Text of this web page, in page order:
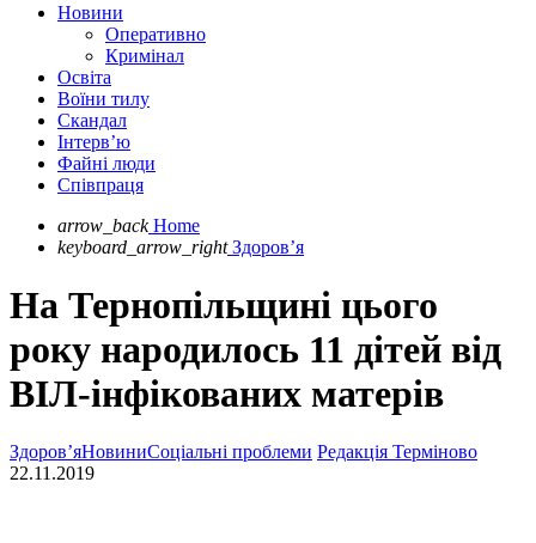
Новини
Оперативно
Кримінал
Освіта
Воїни тилу
Скандал
Інтерв’ю
Файні люди
Співпраця
arrow_back Home
keyboard_arrow_right Здоров’я
На Тернопільщині цього
року народилось 11 дітей від
ВІЛ-інфікованих матерів
Здоров’яНовиниСоціальні проблеми Редакція Терміново
22.11.2019